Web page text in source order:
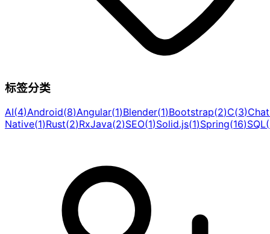
标签分类
AI(4)Android(8)Angular(1)Blender(1)Bootstrap(2)C(3)
Native(1)Rust(2)RxJava(2)SEO(1)Solid.js(1)Spring(16)SQL(